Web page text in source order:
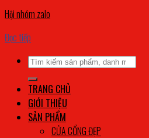
Hội nhóm zalo
Đọc tiếp
Tìm
kiếm:
TRANG CHỦ
GIỚI THIỆU
SẢN PHẨM
CỬA CỔNG ĐẸP